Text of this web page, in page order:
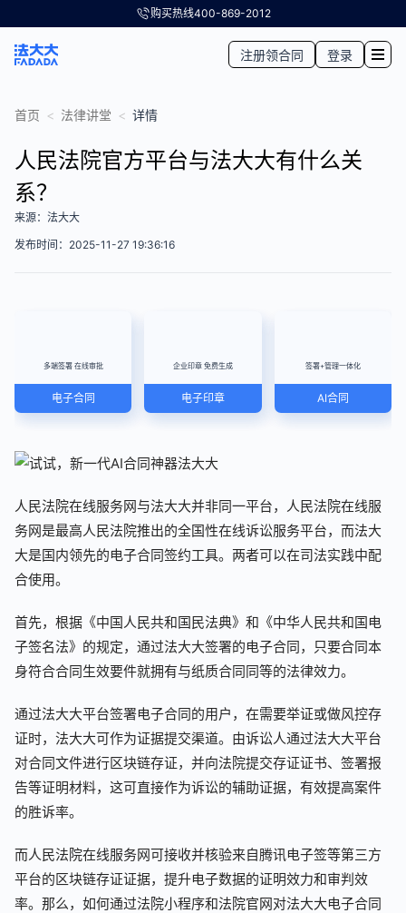
购买热线400-869-2012
注册领合同 登录
首页 < 法律讲堂 < 详情
人民法院官方平台与法大大有什么关
系？
来源：法大大
发布时间：2025-11-27 19:36:16
多端签署 在线审批
电子合同
企业印章 免费生成
电子印章
签署+管理一体化
AI合同
人民法院在线服务网与法大大并非同一平台，人民法院在线服
务网是最高人民法院推出的全国性在线诉讼服务平台，而法大
大是国内领先的电子合同签约工具。两者可以在司法实践中配
合使用。
首先，根据《中国人民共和国民法典》和《中华人民共和国电
子签名法》的规定，通过法大大签署的电子合同，只要合同本
身符合合同生效要件就拥有与纸质合同同等的法律效力。
通过法大大平台签署电子合同的用户，在需要举证或做风控存
证时，法大大可作为证据提交渠道。由诉讼人通过法大大平台
对合同文件进行区块链存证，并向法院提交存证证书、签署报
告等证明材料，这可直接作为诉讼的辅助证据，有效提高案件
的胜诉率。
而人民法院在线服务网可接收并核验来自腾讯电子签等第三方
平台的区块链存证证据，提升电子数据的证明效力和审判效
率。那么，如何通过法院小程序和法院官网对法大大电子合同